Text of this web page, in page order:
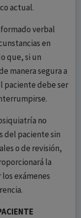
actual.
verbal
en
que, si un
manera segura a
paciente debe ser
no
del paciente sin
o de revisión,
la
exámenes